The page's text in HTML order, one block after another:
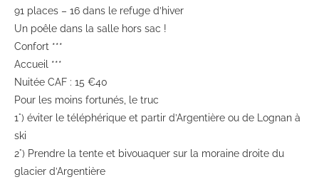
91 places – 16 dans le refuge d’hiver
Un poêle dans la salle hors sac !
Confort ***
Accueil ***
Nuitée CAF : 15 €40
Pour les moins fortunés, le truc
1°) éviter le téléphérique et partir d’Argentière ou de Lognan à
ski
2°) Prendre la tente et bivouaquer sur la moraine droite du
glacier d’Argentière